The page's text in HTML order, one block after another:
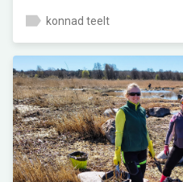
konnad teelt